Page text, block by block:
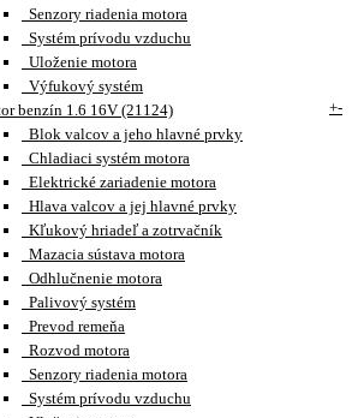
Senzory riadenia motora
Systém prívodu vzduchu
Uloženie motora
Výfukový systém
benzín 1.6 16V (21124)
+-
Blok valcov a jeho hlavné prvky
Chladiaci systém motora
Elektrické zariadenie motora
Hlava valcov a jej hlavné prvky
Kľukový hriadeľ a zotrvačník
Mazacia sústava motora
Odhlučnenie motora
Palivový systém
Prevod remeňa
Rozvod motora
Senzory riadenia motora
Systém prívodu vzduchu